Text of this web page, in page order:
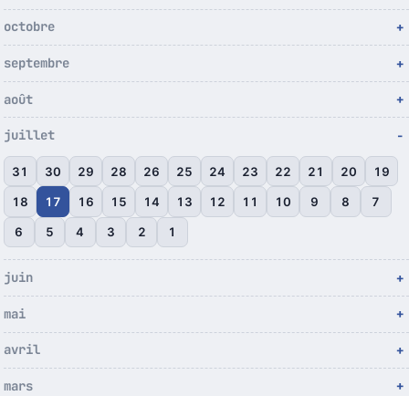
octobre
septembre
août
juillet
31 30 29 28 26 25 24 23 22 21 20 19
18 17 16 15 14 13 12 11 10 9 8 7
6 5 4 3 2 1
juin
mai
avril
mars